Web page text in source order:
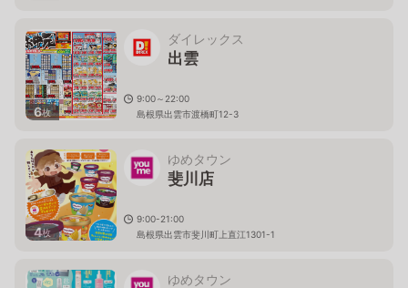
6枚
ダイレックス
出雲
9:00～22:00
島根県出雲市渡橋町12-3
4枚
ゆめタウン
斐川店
9:00-21:00
島根県出雲市斐川町上直江1301-1
ゆめタウン